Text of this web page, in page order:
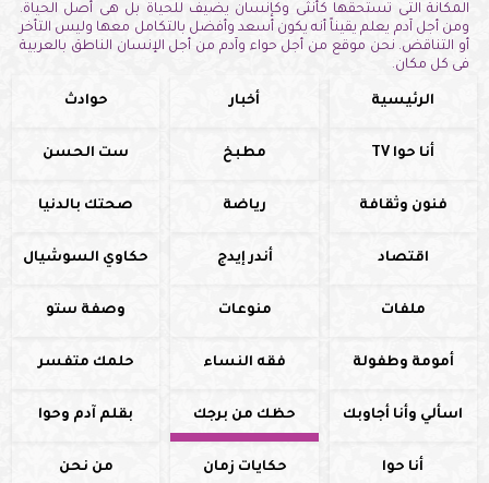
المكانة التى تستحقها كأنثى وكإنسان يضيف للحياة بل هى أصل الحياة.
ومن أجل آدم يعلم يقيناً أنه يكون أسعد وأفضل بالتكامل معها وليس التأخر
أو التناقض. نحن موقع من أجل حواء وآدم من أجل الإنسان الناطق بالعربية
فى كل مكان.
الرئيسية أخبار حوادث
أنا حوا TV مطبخ ست الحسن
فنون وثقافة رياضة صحتك بالدنيا
اقتصاد أندر إيدج حكاوي السوشيال
ملفات منوعات وصفة ستو
أمومة وطفولة فقه النساء حلمك متفسر
اسألي وأنا أجاوبك حظك من برجك بقلم آدم وحوا
أنا حوا حكايات زمان من نحن